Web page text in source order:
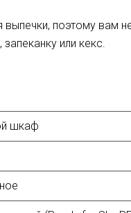
поэтому вам
или кекс.
шкаф